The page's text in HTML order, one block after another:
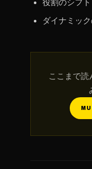
役割のシフト
ダイナミッ
ここまで読